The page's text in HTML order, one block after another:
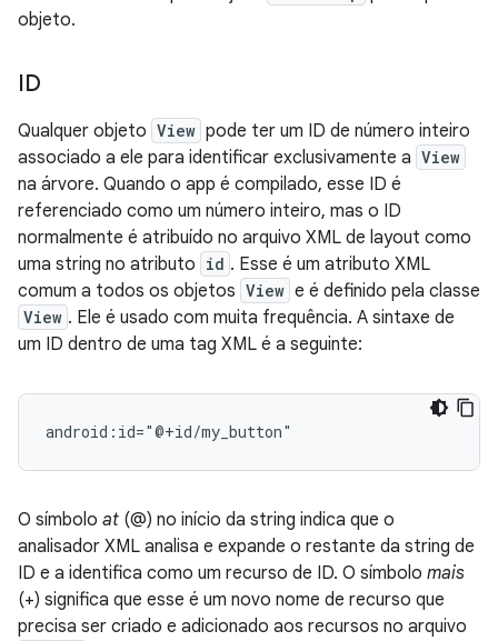
objeto.
ID
Qualquer objeto View pode ter um ID de número inteiro
associado a ele para identificar exclusivamente a View
na árvore. Quando o app é compilado, esse ID é
referenciado como um número inteiro, mas o ID
normalmente é atribuído no arquivo XML de layout como
uma string no atributo id . Esse é um atributo XML
comum a todos os objetos View e é definido pela classe
View . Ele é usado com muita frequência. A sintaxe de
um ID dentro de uma tag XML é a seguinte:
android:id="@+id/my_button"
O símbolo at (@) no início da string indica que o
analisador XML analisa e expande o restante da string de
ID e a identifica como um recurso de ID. O símbolo mais
(+) significa que esse é um novo nome de recurso que
precisa ser criado e adicionado aos recursos no arquivo